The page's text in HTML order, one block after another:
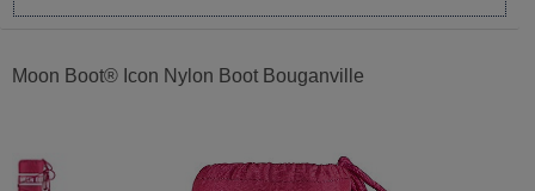
Moon Boot® Icon Nylon Boot Bouganville